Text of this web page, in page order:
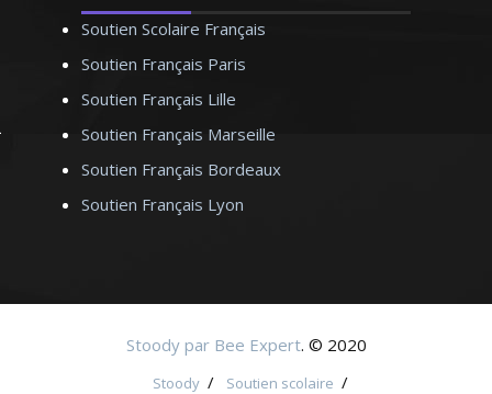
Soutien Scolaire Français
Soutien Français Paris
Soutien Français Lille
Soutien Français Marseille
Soutien Français Bordeaux
Soutien Français Lyon
Stoody par Bee Expert. © 2020
Stoody / Soutien scolaire /